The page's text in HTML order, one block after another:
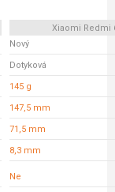
Xiaomi Redmi
Nový
Dotyková
145 g
147,5 mm
71,5 mm
8,3 mm
Ne